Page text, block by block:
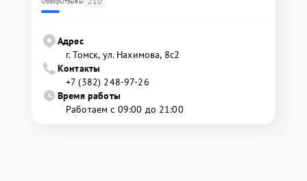
Адрес
г. Томск, ул. Нахимова, 8с2
Контакты
+7 (382) 248-97-26
Время работы
Работаем с 09:00 до 21:00